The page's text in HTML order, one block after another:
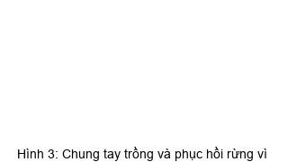
Hình 3: Chung tay trồng và phục hồi rừng vì